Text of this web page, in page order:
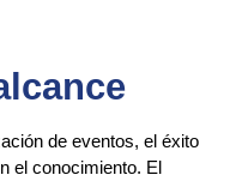
de eventos, el éxito
el conocimiento. El